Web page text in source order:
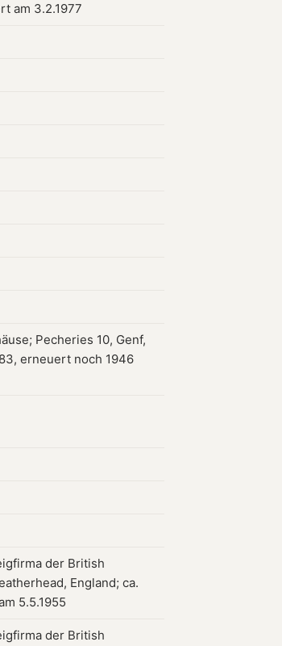
am 3.2.1977
Pecheries 10, Genf,
erneuert noch 1946
der British
England; ca.
5.5.1955
der British